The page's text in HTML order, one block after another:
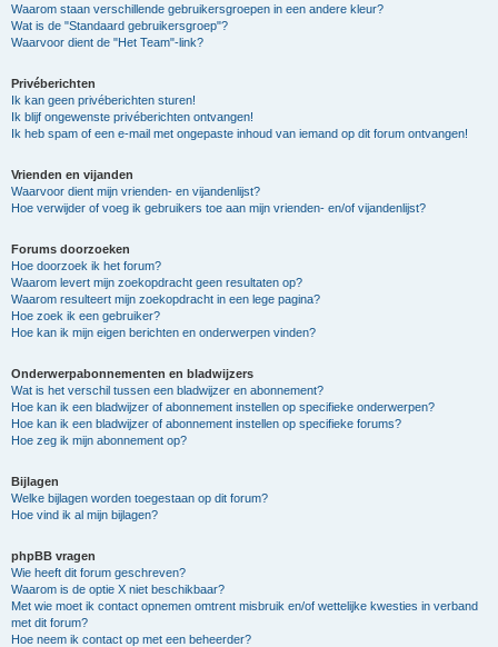
Waarom staan verschillende gebruikersgroepen in een andere kleur?
Wat is de "Standaard gebruikersgroep"?
Waarvoor dient de "Het Team"-link?
Privéberichten
Ik kan geen privéberichten sturen!
Ik blijf ongewenste privéberichten ontvangen!
Ik heb spam of een e-mail met ongepaste inhoud van iemand op dit forum ontvangen!
Vrienden en vijanden
Waarvoor dient mijn vrienden- en vijandenlijst?
Hoe verwijder of voeg ik gebruikers toe aan mijn vrienden- en/of vijandenlijst?
Forums doorzoeken
Hoe doorzoek ik het forum?
Waarom levert mijn zoekopdracht geen resultaten op?
Waarom resulteert mijn zoekopdracht in een lege pagina?
Hoe zoek ik een gebruiker?
Hoe kan ik mijn eigen berichten en onderwerpen vinden?
Onderwerpabonnementen en bladwijzers
Wat is het verschil tussen een bladwijzer en abonnement?
Hoe kan ik een bladwijzer of abonnement instellen op specifieke onderwerpen?
Hoe kan ik een bladwijzer of abonnement instellen op specifieke forums?
Hoe zeg ik mijn abonnement op?
Bijlagen
Welke bijlagen worden toegestaan op dit forum?
Hoe vind ik al mijn bijlagen?
phpBB vragen
Wie heeft dit forum geschreven?
Waarom is de optie X niet beschikbaar?
Met wie moet ik contact opnemen omtrent misbruik en/of wettelijke kwesties in verband
met dit forum?
Hoe neem ik contact op met een beheerder?